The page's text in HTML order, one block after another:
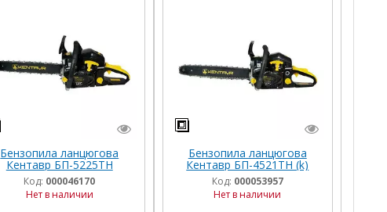
Бензопила ланцюгова
Кентавр БП-5225ТН
Код: 000046170
Нет в наличии
Бензопила ланцюгова
Кентавр БП-4521ТН (k)
(1ш+3ц)
Код: 000053957
Нет в наличии